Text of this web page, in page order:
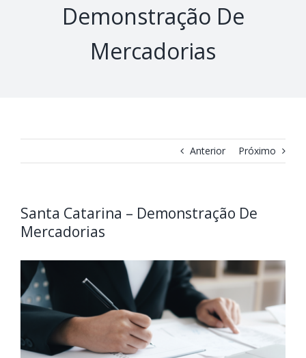
Demonstração De
Mercadorias
Anterior Próximo
Santa Catarina – Demonstração De
Mercadorias